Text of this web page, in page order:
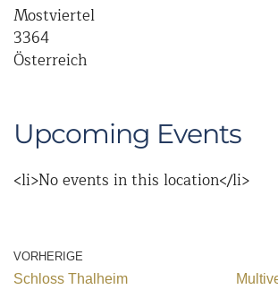
Mostviertel
3364
Österreich
Upcoming Events
<li>No events in this location</li>
VORHERIGE
Schloss Thalheim